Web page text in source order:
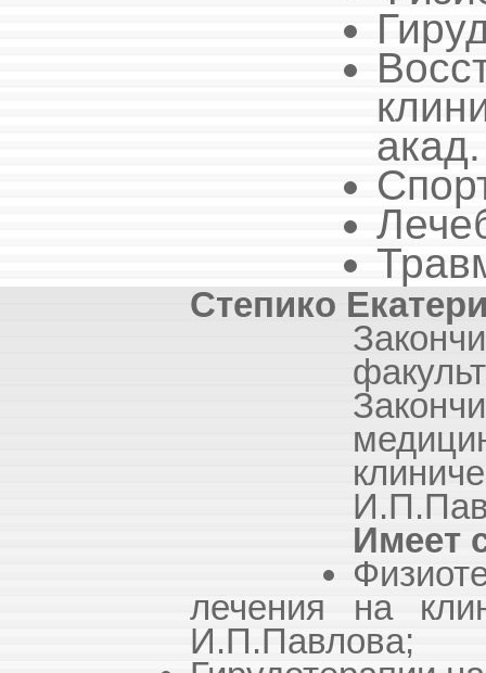
Степико
Имеет
лечения на
И.П.Павлова;